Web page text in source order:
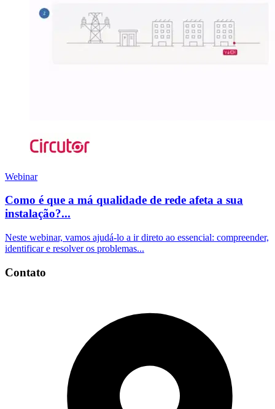
Webinar
Como é que a má qualidade de rede afeta a sua
instalação?...
Neste webinar, vamos ajudá-lo a ir direto ao essencial: compreender,
identificar e resolver os problemas...
Contato